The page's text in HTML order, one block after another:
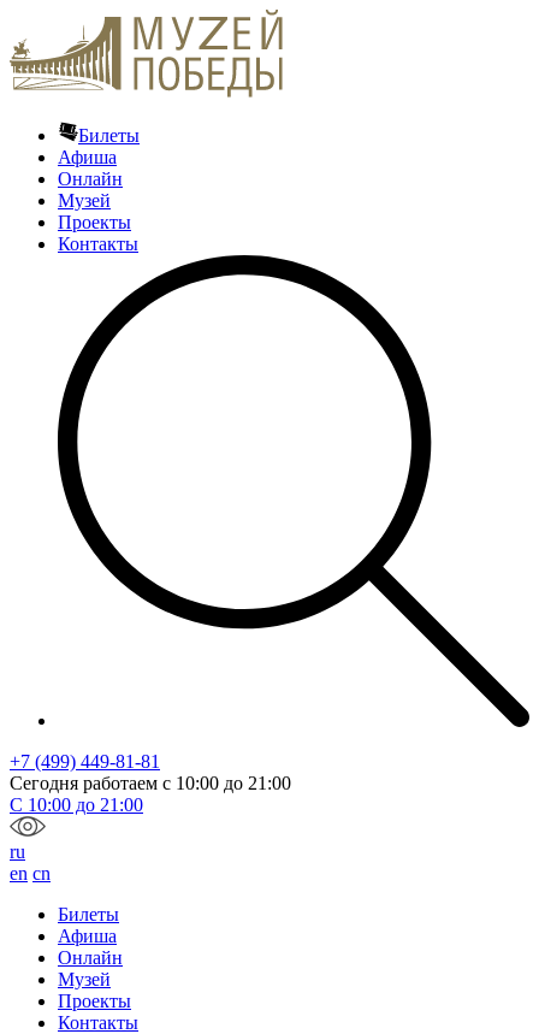
Билеты
Афиша
Онлайн
Музей
Проекты
Контакты
+7 (499) 449-81-81
Сегодня работаем с 10:00 до 21:00
С 10:00 до 21:00
ru
en cn
Билеты
Афиша
Онлайн
Музей
Проекты
Контакты